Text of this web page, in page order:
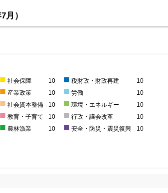
月）
■ 社会保障 10 ■ 税財政・財政再建 10
■ 産業政策 10 ■ 労働 10
■ 社会資本整備 10 ■ 環境・エネルギー 10
■ 教育・子育て 10 ■ 行政・議会改革 10
■ 農林漁業 10 ■ 安全・防災・震災復興 10